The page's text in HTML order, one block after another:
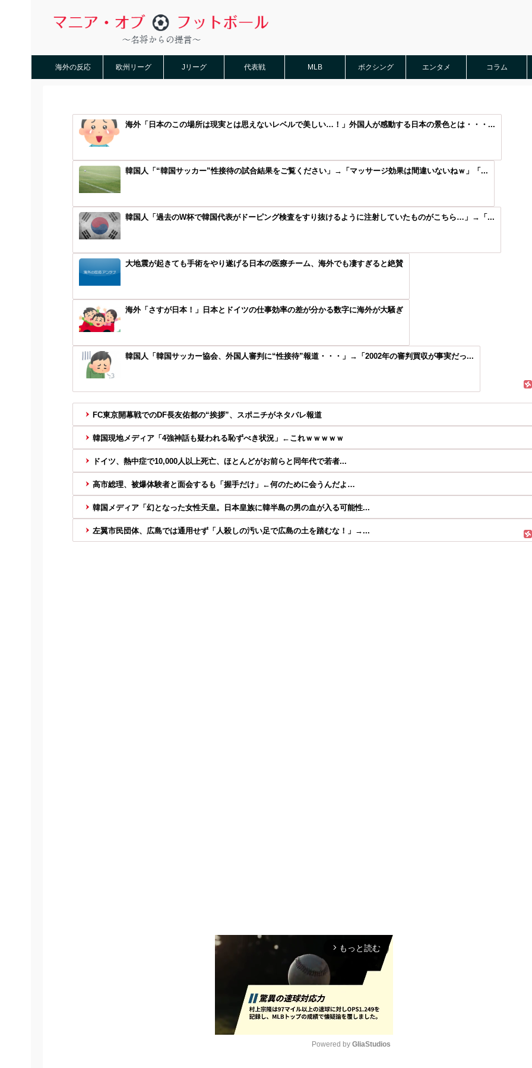
海外の反応 欧州リーグ Jリーグ 代表戦 MLB ボクシング エンタメ コラム
海外「日本のこの場所は現実とは思えないレベルで美しい…！」外国人が感動する日本の景色とは・・・...
韓国人「“韓国サッカー”性接待の試合結果をご覧ください」→「マッサージ効果は間違いないねｗ」「...
韓国人「過去のW杯で韓国代表がドーピング検査をすり抜けるように注射していたものがこちら…」→「...
大地震が起きても手術をやり遂げる日本の医療チーム、海外でも凄すぎると絶賛
海外「さすが日本！」日本とドイツの仕事効率の差が分かる数字に海外が大騒ぎ
韓国人「韓国サッカー協会、外国人審判に“性接待”報道・・・」→「2002年の審判買収が事実だっ...
FC東京開幕戦でのDF長友佑都の“挨拶”、スポニチがネタバレ報道
韓国現地メディア「4強神話も疑われる恥ずべき状況」←これｗｗｗｗｗ
ドイツ、熱中症で10,000人以上死亡、ほとんどがお前らと同年代で若者...
高市総理、被爆体験者と面会するも「握手だけ」←何のために会うんだよ…
韓国メディア「幻となった女性天皇。日本皇族に韓半島の男の血が入る可能性...
左翼市民団体、広島では通用せず「人殺しの汚い足で広島の土を踏むな！」→...
arrow_forward_ios もっと読む
Powered by GliaStudios